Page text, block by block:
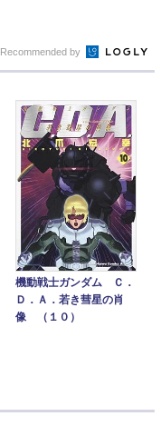
Recommended by
機動戦士ガンダム Ｃ．
Ｄ．Ａ．若き彗星の肖
像 （１０）